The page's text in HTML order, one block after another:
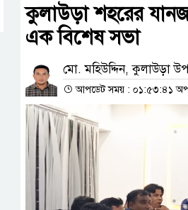
কুলাউড়া শহরের
এক বিশেষ সভা
মো. মহিউদ্দিন, কুলাউড়া
আপডেট সময় : ০১:৫৩:৪১